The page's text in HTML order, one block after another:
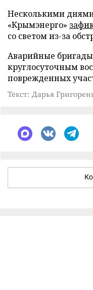
Несколькими
«Крымэнерго»
со светом из-за
Аварийные бригады
круглосуточным
поврежденных
Текст: Дарья